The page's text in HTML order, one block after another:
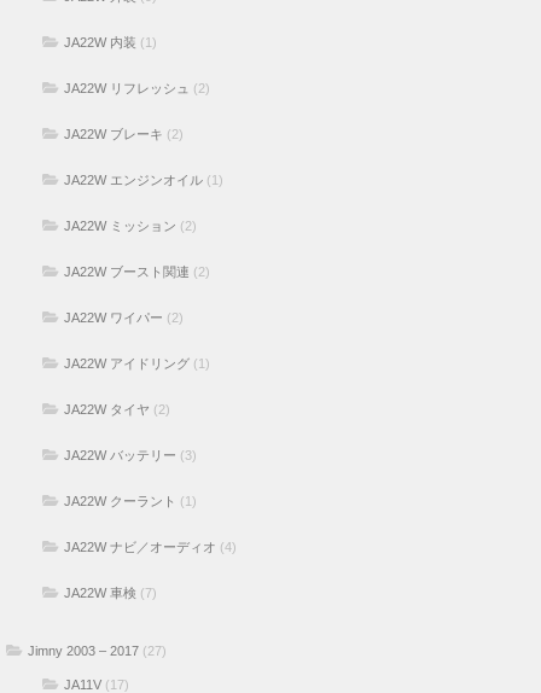
JA22W 内装 (1)
JA22W リフレッシュ (2)
JA22W ブレーキ (2)
JA22W エンジンオイル (1)
JA22W ミッション (2)
JA22W ブースト関連 (2)
JA22W ワイパー (2)
JA22W アイドリング (1)
JA22W タイヤ (2)
JA22W バッテリー (3)
JA22W クーラント (1)
JA22W ナビ／オーディオ (4)
JA22W 車検 (7)
Jimny 2003 – 2017 (27)
JA11V (17)